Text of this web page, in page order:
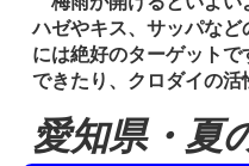
ハゼやキス、サッパな
には絶好のターゲット
できたり、クロダイの活
愛知県・夏